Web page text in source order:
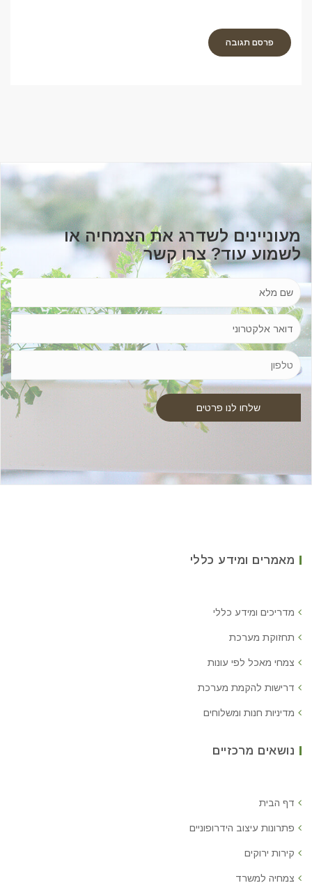
מעוניינים לשדרג את הצמחיה או
לשמוע עוד? צרו קשר
מאמרים ומידע כללי
מדריכים ומידע כללי
תחזוקת מערכת
צמחי מאכל לפי עונות
דרישות להקמת מערכת
מדיניות חנות ומשלוחים
נושאים מרכזיים
דף הבית
פתרונות עיצוב הידרופוניים
קירות ירוקים
צמחיה למשרד